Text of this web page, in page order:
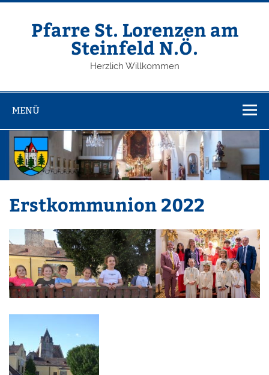
Zum
springenPfarre St. Lorenzen am
Steinfeld N.Ö.
Herzlich Willkommen
MENÜ
Erstkommunion 2022